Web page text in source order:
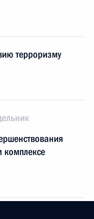
терроризму
комплексе